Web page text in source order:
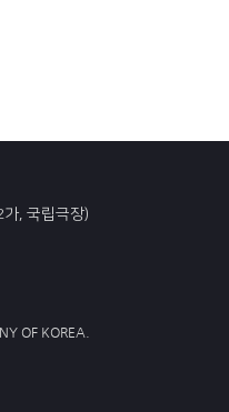
, 국립극장)
OF KOREA.